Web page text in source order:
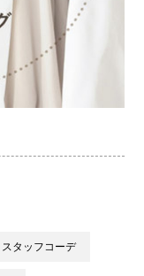
スタッフコーデ